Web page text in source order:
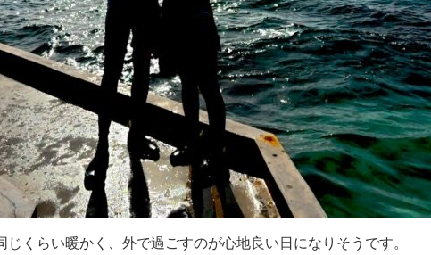
じくらい暖かく、外で過ごすのが心地良い日になりそうです。